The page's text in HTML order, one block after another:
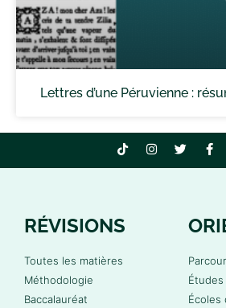
Lettres d’une Péruvienne :
RÉVISIONS
Toutes les matières
Méthodologie
Baccalauréat
Écoles